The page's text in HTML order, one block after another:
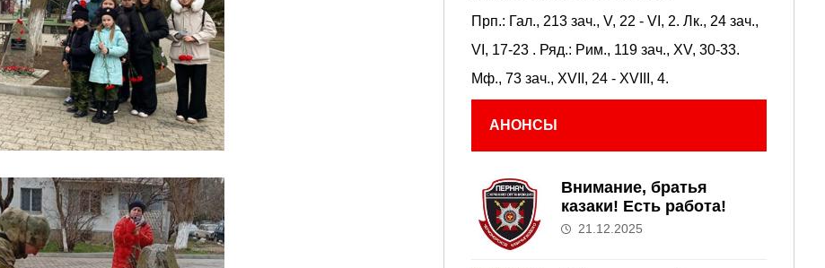
Прп.: Гал., 213 зач., V, 22 - VI, 2. Лк., 24 зач.,
VI, 17-23 . Ряд.: Рим., 119 зач., XV, 30-33.
Мф., 73 зач., XVII, 24 - XVIII, 4.
АНОНСЫ
Внимание, братья
казаки! Есть работа!
21.12.2025